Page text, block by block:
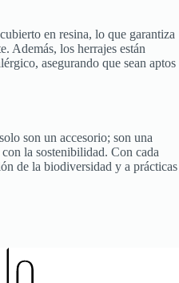
en resina, lo que garantiza
Además, los herrajes están
asegurando que sean aptos
son un accesorio; son una
la sostenibilidad. Con cada
de la biodiversidad y a prácticas